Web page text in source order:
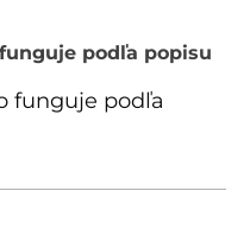
z 5 hviezdičiek
podľa popisu
funguje podľa